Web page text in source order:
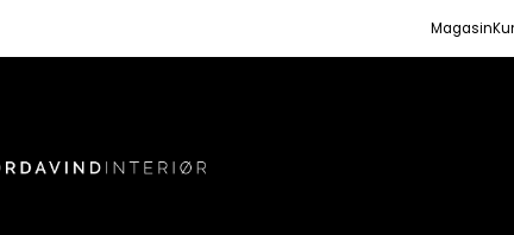
Magasin